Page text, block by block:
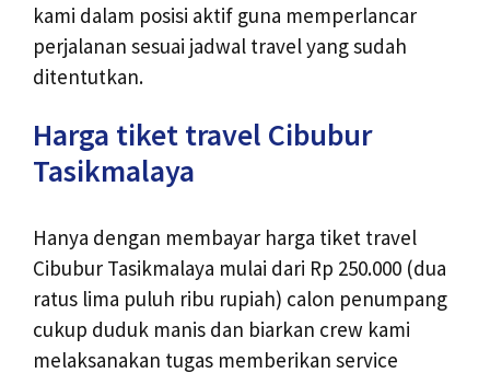
kami dalam posisi aktif guna memperlancar
perjalanan sesuai jadwal travel yang sudah
ditentutkan.
Harga tiket travel Cibubur
Tasikmalaya
Hanya dengan membayar harga tiket travel
Cibubur Tasikmalaya mulai dari Rp 250.000 (dua
ratus lima puluh ribu rupiah) calon penumpang
cukup duduk manis dan biarkan crew kami
melaksanakan tugas memberikan service